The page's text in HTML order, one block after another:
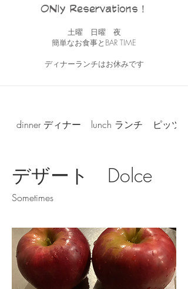
ONly Reservations！
土曜 日曜 夜
簡単なお食事とBAR TIME
ディナーランチはお休みです
dinner ディナー lunch ランチ ピッツ
デザート Dolce
Sometimes